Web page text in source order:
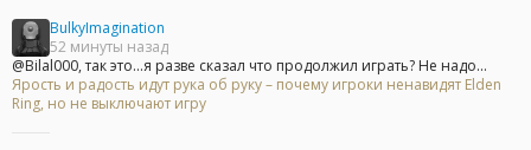
BulkyImagination
52 минуты назад
@Bilal000, так это...я разве сказал что продолжил играть? Не надо...
Ярость и радость идут рука об руку – почему игроки ненавидят Elden
Ring, но не выключают игру